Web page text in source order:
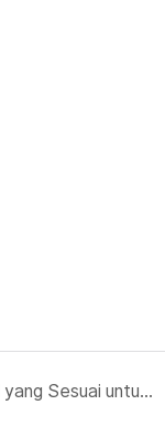
Temui Helmet Motosikal yang Sesuai untuk Gaya Menunggang Anda